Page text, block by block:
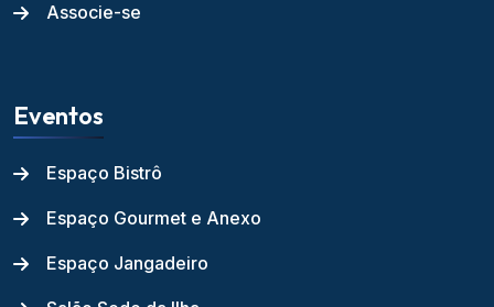
Associe-se
Eventos
Espaço Bistrô
Espaço Gourmet e Anexo
Espaço Jangadeiro